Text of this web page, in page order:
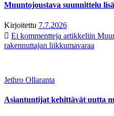
Muuntojoustava suunnittelu
Kirjoitettu 7.7.2026
Ei kommentteja artikkeliin
rakennuttajan liikkumavaraa
Jethro Ollaranta
Asiantuntijat kehittävät uutta